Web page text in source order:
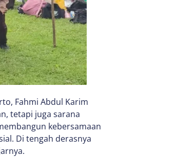
Fahmi Abdul Karim
tetapi juga sarana
kebersamaan
Di tengah derasnya